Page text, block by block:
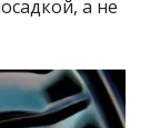
а не